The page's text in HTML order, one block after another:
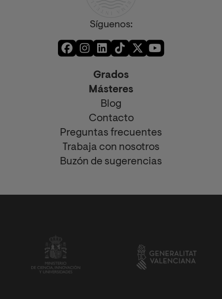
Síguenos:
Grados
Másteres
Blog
Contacto
Preguntas frecuentes
Trabaja con nosotros
Buzón de sugerencias